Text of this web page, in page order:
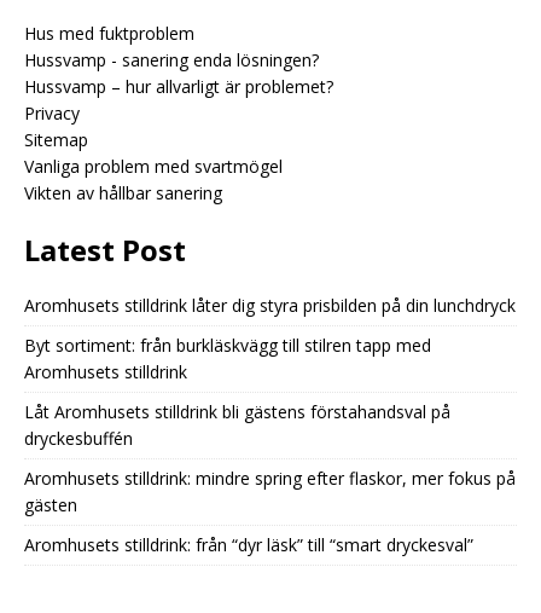
Hus med fuktproblem
Hussvamp - sanering enda lösningen?
Hussvamp – hur allvarligt är problemet?
Privacy
Sitemap
Vanliga problem med svartmögel
Vikten av hållbar sanering
Latest Post
Aromhusets stilldrink låter dig styra prisbilden på din lunchdryck
Byt sortiment: från burkläskvägg till stilren tapp med
Aromhusets stilldrink
Låt Aromhusets stilldrink bli gästens förstahandsval på
dryckesbuffén
Aromhusets stilldrink: mindre spring efter flaskor, mer fokus på
gästen
Aromhusets stilldrink: från “dyr läsk” till “smart dryckesval”